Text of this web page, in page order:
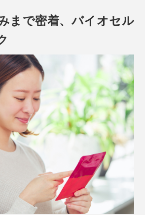
液約1本分（30ml）もの量にあたり
尿素、チューベロース多糖体、スク
成分や、濃厚クリーム成分がたっぷ
は、57,230戸（1989年）から、228
の30年で95%も減少しているので
OR WITHOUT』の使命は、
興して、体にいいシルクを国内外に
ルクは、石鹸やシートマスクをはじ
に触れる衣類、食品となんでもつく
まで密着、バイオセル